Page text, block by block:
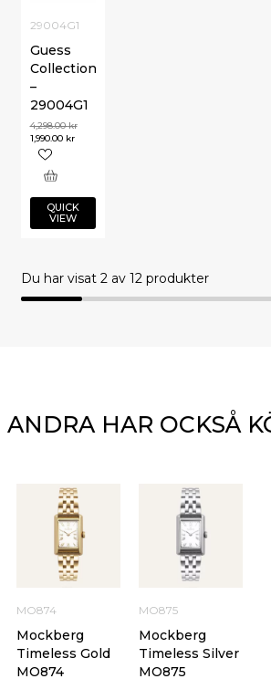
29004G1
Guess
Collection
–
29004G1
4,298.00kr
1,990.00 kr
QUICK
VIEW
Du har visat 2av 12 produkter
ANDRA HAR OCKSÅ
MO874
Mockberg
Timeless Gold
MO874
MO875
Mockberg
Timeless Silver
MO875